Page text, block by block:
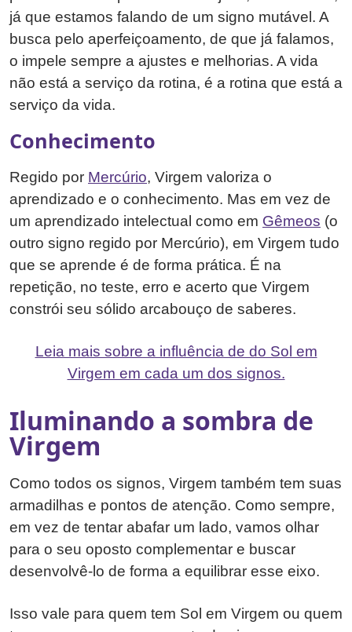
já que estamos falando de um signo mutável. A
busca pelo aperfeiçoamento, de que já falamos,
o impele sempre a ajustes e melhorias. A vida
não está a serviço da rotina, é a rotina que está a
serviço da vida.
Conhecimento
Regido por Mercúrio, Virgem valoriza o
aprendizado e o conhecimento. Mas em vez de
um aprendizado intelectual como em Gêmeos (o
outro signo regido por Mercúrio), em Virgem tudo
que se aprende é de forma prática. É na
repetição, no teste, erro e acerto que Virgem
constrói seu sólido arcabouço de saberes.
Leia mais sobre a influência de do Sol em
Virgem em cada um dos signos.
Iluminando a sombra de
Virgem
Como todos os signos, Virgem também tem suas
armadilhas e pontos de atenção. Como sempre,
em vez de tentar abafar um lado, vamos olhar
para o seu oposto complementar e buscar
desenvolvê-lo de forma a equilibrar esse eixo.
Isso vale para quem tem Sol em Virgem ou quem